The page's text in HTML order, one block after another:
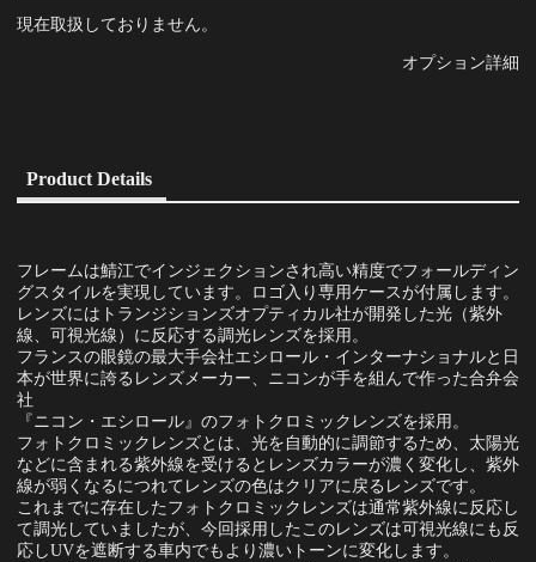
現在取扱しておりません。
オプション詳細
Product Details
フレームは鯖江でインジェクションされ高い精度でフォールディン
グスタイルを実現しています。ロゴ入り専用ケースが付属します。
レンズにはトランジションズオプティカル社が開発した光（紫外
線、可視光線）に反応する調光レンズを採用。
フランスの眼鏡の最大手会社エシロール・インターナショナルと日
本が世界に誇るレンズメーカー、ニコンが手を組んで作った合弁会
社
『ニコン・エシロール』のフォトクロミックレンズを採用。
フォトクロミックレンズとは、光を自動的に調節するため、太陽光
などに含まれる紫外線を受けるとレンズカラーが濃く変化し、紫外
線が弱くなるにつれてレンズの色はクリアに戻るレンズです。
これまでに存在したフォトクロミックレンズは通常紫外線に反応し
て調光していましたが、今回採用したこのレンズは可視光線にも反
応しUVを遮断する車内でもより濃いトーンに変化します。